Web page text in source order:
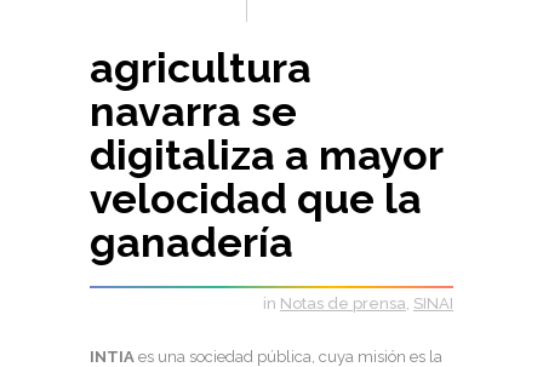
agricultura
navarra se
digitaliza a mayor
velocidad que la
ganadería
in Notas de prensa SINAI
INTIA es una sociedad pública, cuya misión es la